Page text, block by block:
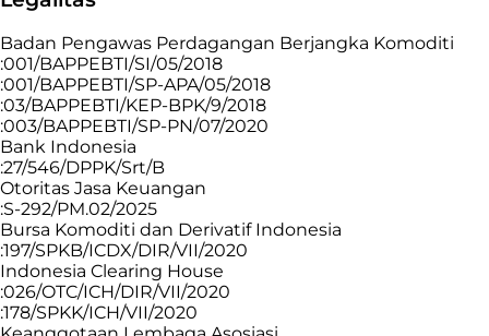
Badan Pengawas Perdagangan Berjangka Komoditi
:001/BAPPEBTI/SI/05/2018
:001/BAPPEBTI/SP-APA/05/2018
:03/BAPPEBTI/KEP-BPK/9/2018
:003/BAPPEBTI/SP-PN/07/2020
Bank Indonesia
:27/546/DPPK/Srt/B
Otoritas Jasa Keuangan
:S-292/PM.02/2025
Bursa Komoditi dan Derivatif Indonesia
:197/SPKB/ICDX/DIR/VII/2020
Indonesia Clearing House
:026/OTC/ICH/DIR/VII/2020
:178/SPKK/ICH/VII/2020